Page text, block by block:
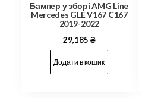
Бампер у зборі AMG Line
Mercedes GLE V167 C167
2019-2022
29,185 ₴
Додати в кошик